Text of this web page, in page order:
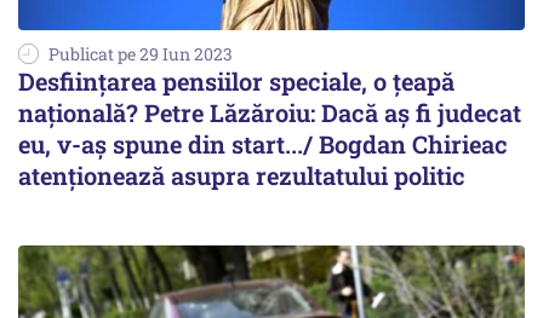
Publicat pe 29 Iun 2023
Desființarea pensiilor speciale, o țeapă
națională? Petre Lăzăroiu: Dacă aș fi judecat
eu, v-aș spune din start.../ Bogdan Chirieac
atenționează asupra rezultatului politic